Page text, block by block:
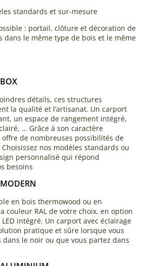
standards et sur-mesure
: portail, clôture et décoration de
dans le même type de bois et le même
détails, ces structures
la qualité et l’artisanat. Un carport
un espace de rangement intégré,
… Grâce à son caractère
offre de nombreuses possibilités de
nos modèles standards ou
personnalisé qui répond
besoins
en bois thermowood ou en
couleur RAL de votre choix, en option
intégré. Un carport avec éclairage
pratique et sûre lorsque vous
dans le noir ou que vous partez dans